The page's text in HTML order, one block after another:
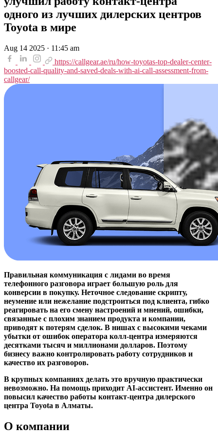
одного из лучших дилерских центров
Toyota в мире
Aug 14 2025 · 11:45 am
https://callgear.ae/ru/how-toyotas-top-dealer-center-
boosted-call-quality-and-saved-deals-with-ai-call-assessment-from-
callgear/
Правильная коммуникация с лидами во время
телефонного разговора играет большую роль для
конверсии в покупку. Неточное следование скрипту,
неумение или нежелание подстроиться под клиента, гибко
реагировать на его смену настроений и мнений, ошибки,
связанные с плохим знанием продукта и компании,
приводят к потерям сделок. В нишах с высокими чеками
убытки от ошибок оператора колл-центра измеряются
десятками тысяч и миллионами долларов. Поэтому
бизнесу важно контролировать работу сотрудников и
качество их разговоров.
В крупных компаниях делать это вручную практически
невозможно. На помощь приходит AI-ассистент. Именно он
повысил качество работы контакт-центра дилерского
центра Toyota в Алматы.
О компании